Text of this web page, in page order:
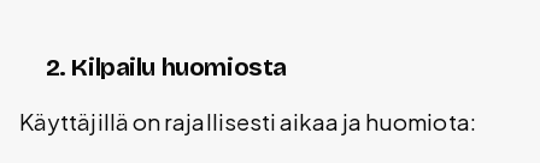
2. Kilpailu huomiosta
Käyttäjillä on rajallisesti aikaa ja huomiota: